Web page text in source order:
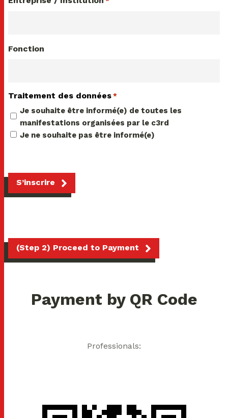
Fonction
Traitement des données *
Je souhaite être informé(e) de toutes les
manifestations organisées par le c3rd
Je ne souhaite pas être informé(e)
S’inscrire
(Step 2) Proceed to Payment
Payment by QR Code
Professionals: